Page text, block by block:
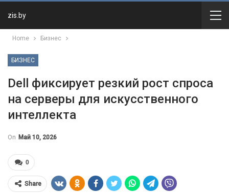
zis.by
Home Бизнес
БИЗНЕС
Dell фиксирует резкий рост спроса
на серверы для искусственного
интеллекта
On Май 10, 2026
0
Share